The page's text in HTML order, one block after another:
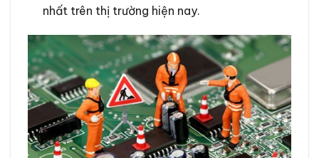
nhất trên thị trường hiện nay.